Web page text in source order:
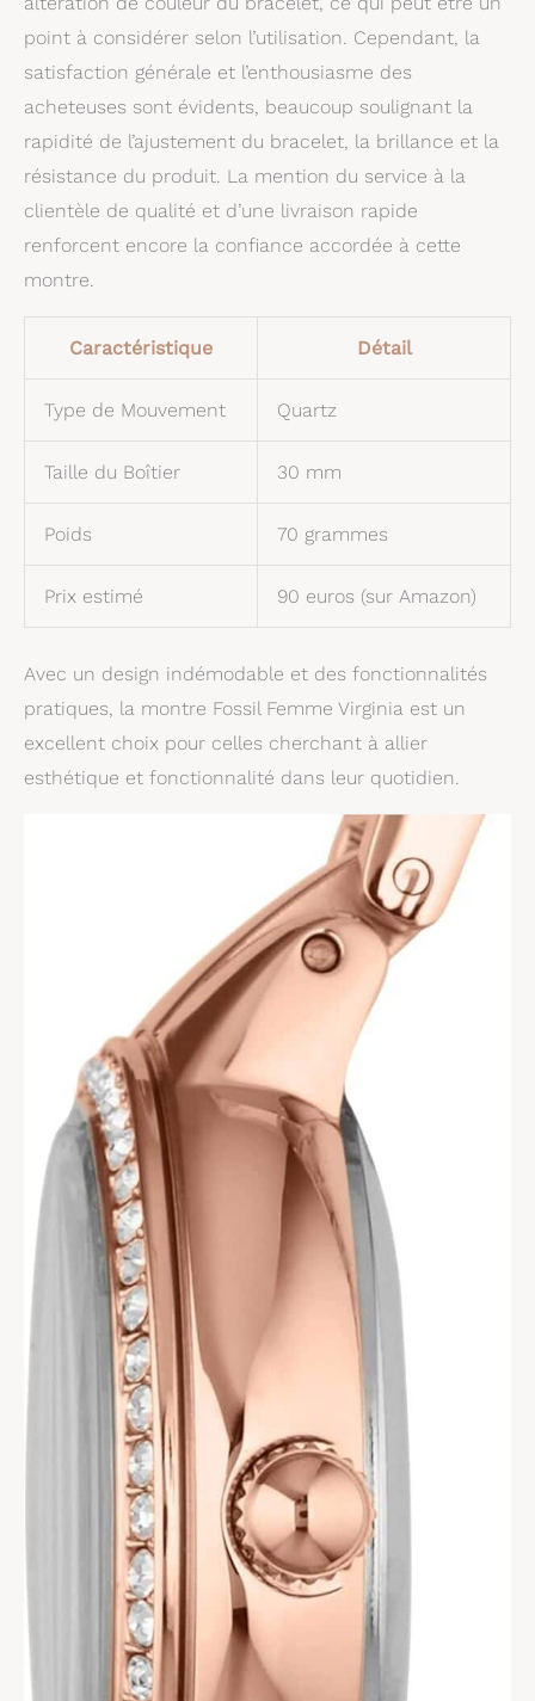
point à considérer selon l’utilisation. Cependant, la
satisfaction générale et l’enthousiasme des
acheteuses sont évidents, beaucoup soulignant la
rapidité de l’ajustement du bracelet, la brillance et la
résistance du produit. La mention du service à la
clientèle de qualité et d’une livraison rapide
renforcent encore la confiance accordée à cette
montre.
Caractéristique Détail
Type de Mouvement Quartz
Taille du Boîtier 30 mm
Poids 70 grammes
Prix estimé 90 euros (sur Amazon)
Avec un design indémodable et des fonctionnalités
pratiques, la montre Fossil Femme Virginia est un
excellent choix pour celles cherchant à allier
esthétique et fonctionnalité dans leur quotidien.